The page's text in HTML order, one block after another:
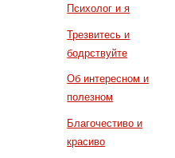
Психолог и я
Трезвитесь и
бодрствуйте
Об интересном и
полезном
Благочестиво и
красиво